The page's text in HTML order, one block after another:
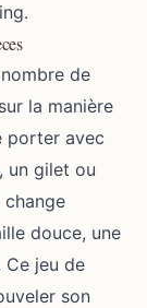
de
la manière
porter avec
un gilet ou
douce, une
jeu de
son